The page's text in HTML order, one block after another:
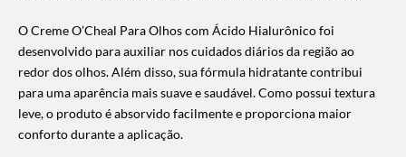
O Creme O’Cheal Para Olhos com Ácido Hialurônico foi
desenvolvido para auxiliar nos cuidados diários da região ao
redor dos olhos. Além disso, sua fórmula hidratante contribui
para uma aparência mais suave e saudável. Como possui textura
leve, o produto é absorvido facilmente e proporciona maior
conforto durante a aplicação.